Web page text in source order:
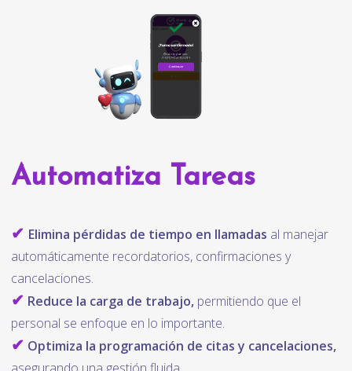
Automatiza Tareas
✔ Elimina pérdidas de tiempo en llamadas al manejar
automáticamente recordatorios, confirmaciones y
cancelaciones.
✔ Reduce la carga de trabajo, permitiendo que el
personal se enfoque en lo importante.
✔ Optimiza la programación de citas y cancelaciones,